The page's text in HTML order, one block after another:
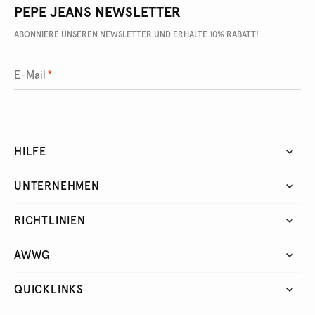
PEPE JEANS NEWSLETTER
ABONNIERE UNSEREN NEWSLETTER UND ERHALTE 10% RABATT!
E-Mail *
HILFE
UNTERNEHMEN
RICHTLINIEN
AWWG
QUICKLINKS